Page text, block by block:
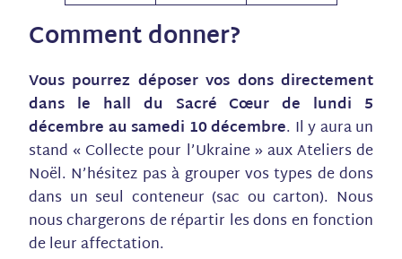
Comment donner?
Vous pourrez déposer vos dons directement
dans le hall du Sacré Cœur de lundi 5
décembre au samedi 10 décembre. Il y aura un
stand « Collecte pour l’Ukraine » aux Ateliers de
Noël. N’hésitez pas à grouper vos types de dons
dans un seul conteneur (sac ou carton). Nous
nous chargerons de répartir les dons en fonction
de leur affectation.